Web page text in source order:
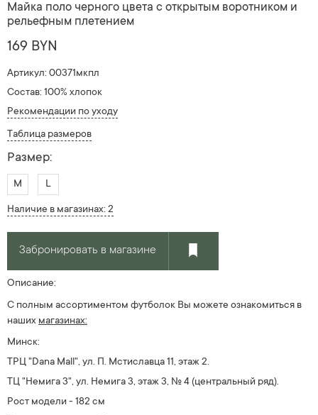
Майка поло черного цвета с открытым воротником и
рельефным плетением
169 BYN
Артикул: 00371мкпл
Состав: 100% хлопок
Рекомендации по уходу
Таблица размеров
Размер:
M L
Наличие в магазинах: 2
Забронировать в магазине
Описание:
С полным ассортиментом футболок Вы можете ознакомиться в
наших магазинах:
Минск:
ТРЦ "Dana Mall", ул. П. Мстиславца 11, этаж 2.
ТЦ "Немига 3", ул. Немига 3, этаж 3, № 4 (центральный ряд).
Рост модели - 182 см